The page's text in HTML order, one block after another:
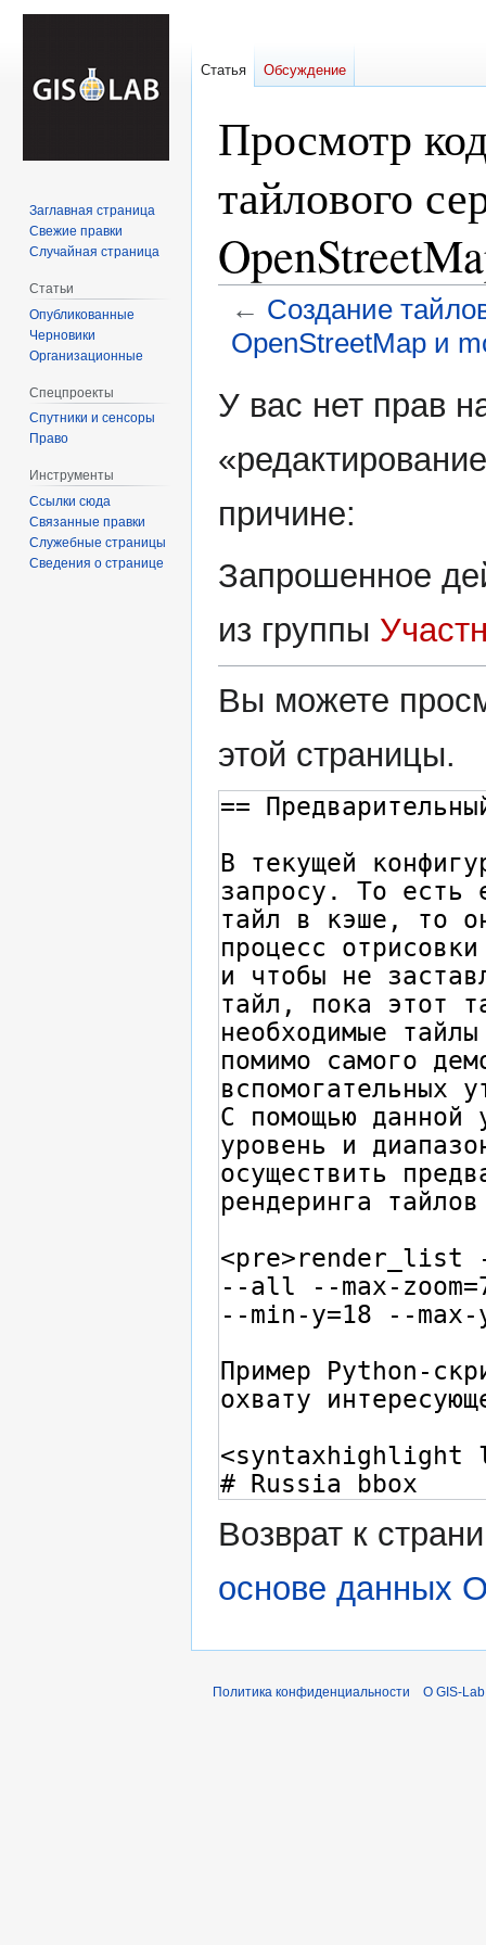
Просмотр
тайлового
← Создание
OpenStreetMap и
ккУ вас нет прав
причине:
Запрошенное
из группы
Вы можете
этой страницы.
Возврат к
основе данных
Статья Обсуждение
Заглавная страница
Свежие правки
Случайная страница
Статьи
Опубликованные
Черновики
Организационные
Спецпроекты
Спутники и сенсоры
Право
Инструменты
Ссылки сюда
Связанные правки
Служебные страницы
Сведения о странице
Политика конфиденциальности О GIS-Lab